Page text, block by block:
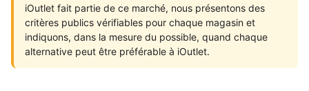
iOutlet fait partie de ce marché, nous présentons des
critères publics vérifiables pour chaque magasin et
indiquons, dans la mesure du possible, quand chaque
alternative peut être préférable à iOutlet.